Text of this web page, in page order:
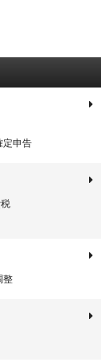
定申告
整